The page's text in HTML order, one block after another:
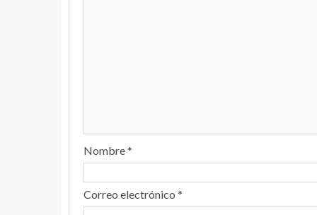
Nombre*
Correo electrónico *